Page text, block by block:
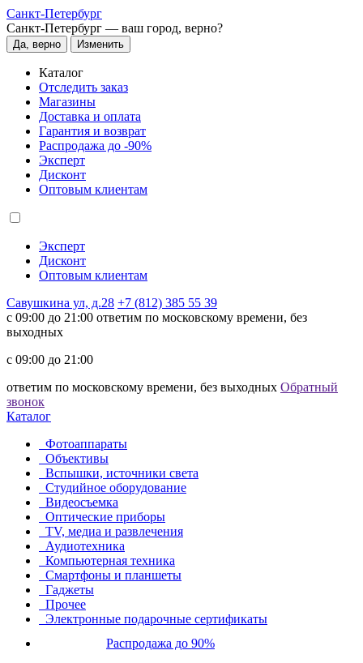
Санкт-Петербург
Санкт-Петербург — ваш город, верно?
Да, верно Изменить
Каталог
Отследить заказ
Магазины
Доставка и оплата
Гарантия и возврат
Распродажа до -90%
Эксперт
Дисконт
Оптовым клиентам
Эксперт
Дисконт
Оптовым клиентам
Савушкина ул, д.28 +7 (812) 385 55 39
c 09:00 до 21:00 ответим по московскому времени, без
выходных
c 09:00 до 21:00
ответим по московскому времени, без выходных Обратный
звонок
Каталог
Фотоаппараты
Объективы
Вспышки, источники света
Студийное оборудование
Видеосъемка
Оптические приборы
TV, медиа и развлечения
Аудиотехника
Компьютерная техника
Смартфоны и планшеты
Гаджеты
Прочее
Электронные подарочные сертификаты
Распродажа до 90%